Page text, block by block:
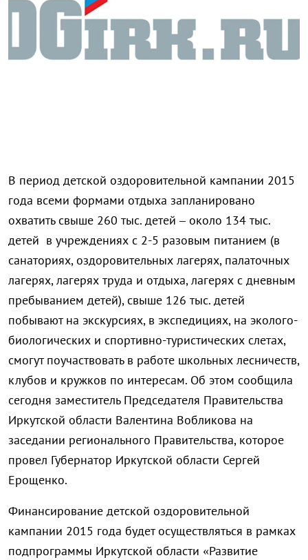
В период детской оздоровительной кампании 2015
года всеми формами отдыха запланировано
охватить свыше 260 тыс. детей – около 134 тыс.
детей в учреждениях с 2-5 разовым питанием (в
санаториях, оздоровительных лагерях, палаточных
лагерях, лагерях труда и отдыха, лагерях с дневным
пребыванием детей), свыше 126 тыс. детей
побывают на экскурсиях, в экспедициях, на эколого-
биологических и спортивно-туристических слетах,
смогут поучаствовать в работе школьных лесничеств,
клубов и кружков по интересам. Об этом сообщила
сегодня заместитель Председателя Правительства
Иркутской области Валентина Вобликова на
заседании регионального Правительства, которое
провел Губернатор Иркутской области Сергей
Ерощенко.
Финансирование детской оздоровительной
кампании 2015 года будет осуществляться в рамках
подпрограммы Иркутской области «Развитие